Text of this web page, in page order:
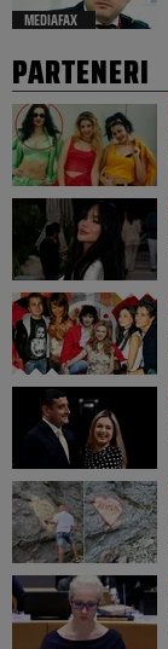
MEDIAFAX
PARTENERI